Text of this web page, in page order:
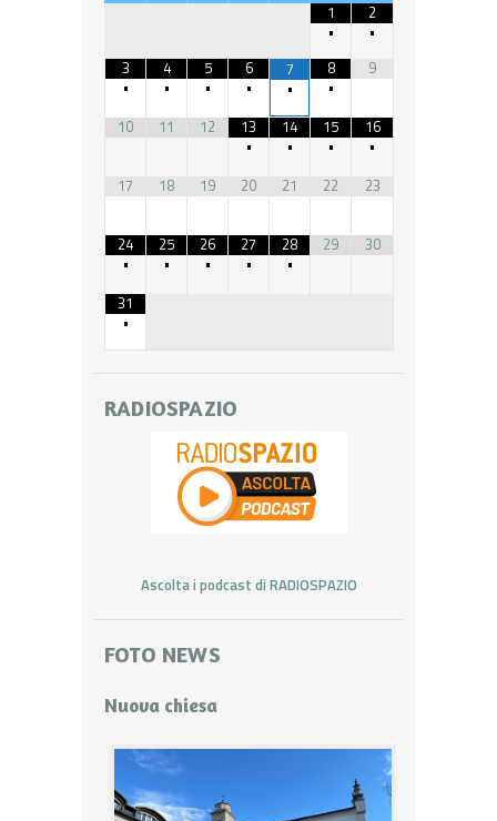
1
•
2
•
3
•
4
•
5
•
6
•
7
•
8
•
9
10 11 12
13
•
14
•
15
•
16
•
17
18 19 20 21 22 23
24
•
25
•
26
•
27
•
28
•
29 30
31
•
RADIOSPAZIO
Ascolta i podcast di RADIOSPAZIO
FOTO NEWS
Nuova chiesa